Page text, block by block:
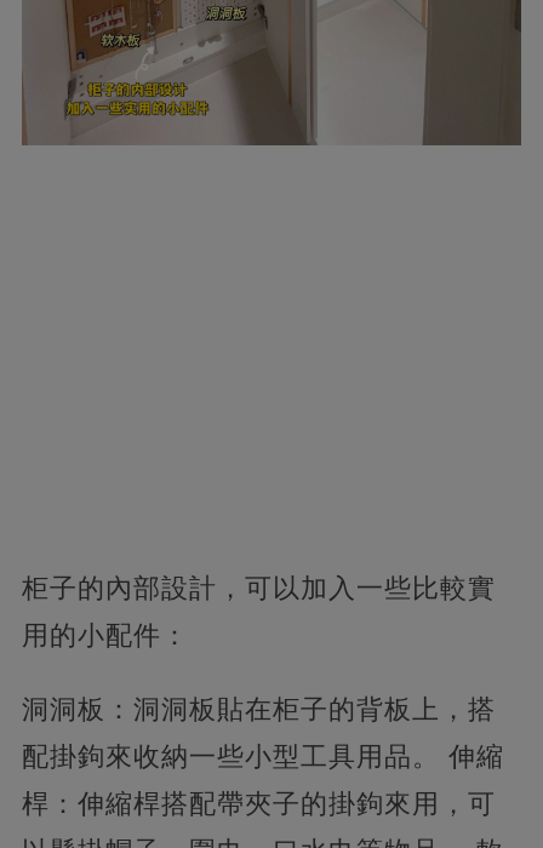
柜子的內部設計，可以加入一些比較實
用的小配件：
洞洞板：洞洞板貼在柜子的背板上，搭
配掛鉤來收納一些小型工具用品。 伸縮
桿：伸縮桿搭配帶夾子的掛鉤來用，可